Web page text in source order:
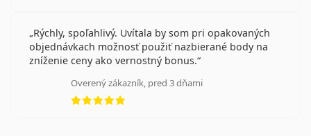
Rýchly, spoľahlivý. Uvítala by som pri opakovaných
objednávkach možnosť použiť nazbierané body na
zníženie ceny ako vernostný bonus.
Overený zákazník, pred 3 dňami
hodnotenie 5 z 5